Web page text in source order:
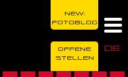
DE
NEW:
FOTOBLOG
OFFENE
STELLEN